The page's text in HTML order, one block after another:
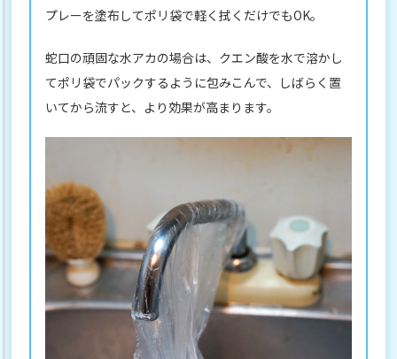
プレーを塗布してポリ袋で軽く拭くだけでもOK。
蛇口の頑固な水アカの場合は、クエン酸を水で溶かし
てポリ袋でパックするように包みこんで、しばらく置
いてから流すと、より効果が高まります。